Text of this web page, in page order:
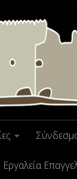
Εργαλεία